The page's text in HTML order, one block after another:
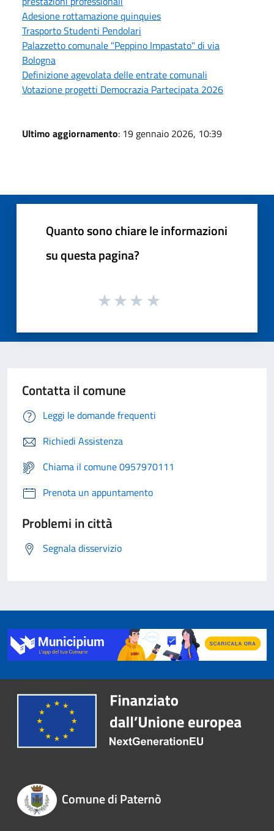
Adesione rottamazione quinquies
Trasporto Studenti Pendolari
Palazzetto comunale "Peppino Impastato" di via
Bologna
Definizione agevolata delle entrate comunali
Votazione progetti Democrazia Partecipata 2026
Ultimo aggiornamento: 19 gennaio 2026, 10:39
Quanto sono chiare le informazioni
su questa pagina?
Contatta il comune
Leggi le domande frequenti
Richiedi Assistenza
Chiama il comune 0957970111
Prenota un appuntamento
Problemi in città
Segnala disservizio
Comune di Paternò